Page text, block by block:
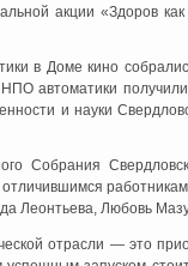
акции «Здоров
в Доме кино
автоматики
и науки
Собрания
отличившимся
Леонтьева, Любовь
отрасли — это